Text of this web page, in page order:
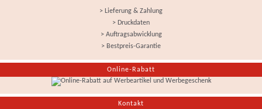
> Lieferung & Zahlung
> Druckdaten
> Auftragsabwicklung
> Bestpreis-Garantie
Online-Rabatt
Kontakt